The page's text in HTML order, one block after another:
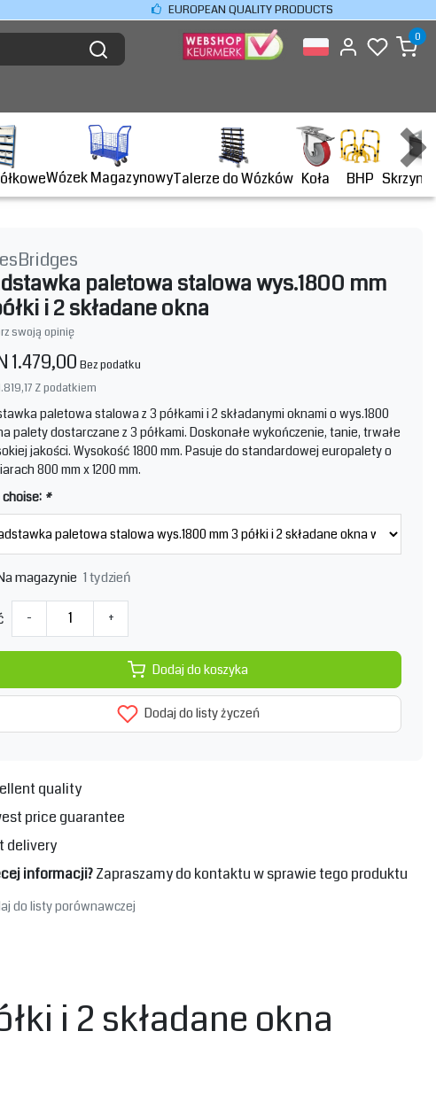
EUROPEAN QUALITY PRODUCTS
0
Wózek MagazynowyTalerze do Wózków Koła BHP
paletowa stalowa wys.1800 mm
i 2 składane okna
swoją opinię
1.479,00 Bez podatku
Z podatkiem
paletowa stalowa z 3 półkami i 2 składanymi oknami o wys.1800
palety dostarczane z 3 półkami. Doskonałe wykończenie, tanie, trwałe
jakości. Wysokość 1800 mm. Pasuje do standardowej europalety o
800 mm x 1200 mm.
choise: *
magazynie 1 tydzień
- +
Dodaj do koszyka
Dodaj do listy życzeń
quality
price guarantee
delivery
informacji?Zapraszamy do kontaktu w sprawie tego produktu
do listy porównawczej
i 2 składane okna